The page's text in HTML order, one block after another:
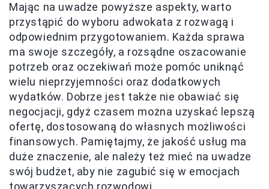
Mając na uwadze powyższe aspekty, warto
przystąpić do wyboru adwokata z rozwagą i
odpowiednim przygotowaniem. Każda sprawa
ma swoje szczegóły, a rozsądne oszacowanie
potrzeb oraz oczekiwań może pomóc uniknąć
wielu nieprzyjemności oraz dodatkowych
wydatków. Dobrze jest także nie obawiać się
negocjacji, gdyż czasem można uzyskać lepszą
ofertę, dostosowaną do własnych możliwości
finansowych. Pamiętajmy, że jakość usług ma
duże znaczenie, ale należy też mieć na uwadze
swój budżet, aby nie zagubić się w emocjach
towarzyszących rozwodowi.